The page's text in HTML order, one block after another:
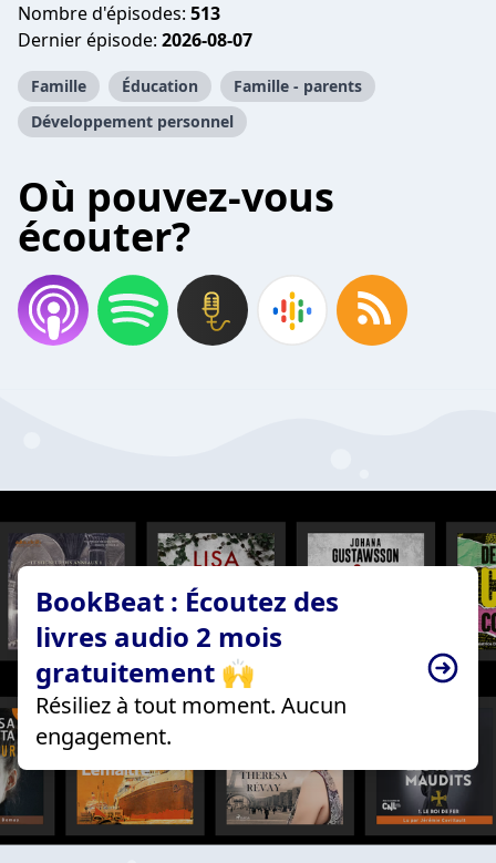
Nombre d'épisodes: 513
Dernier épisode: 2026-08-07
Famille Éducation
Famille - parents
Développement personnel
Où pouvez-vous
écouter?
BookBeat : Écoutez des
livres audio 2 mois
gratuitement 🙌
Résiliez à tout moment. Aucun
engagement.